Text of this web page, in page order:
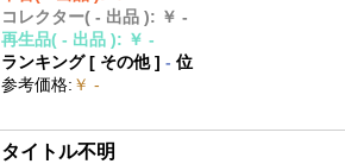
コレクター( - 出品 ): ￥ -
再生品( - 出品 ): ￥ -
ランキング [ その他]- 位
参考価格: ￥ -
タイトル不明